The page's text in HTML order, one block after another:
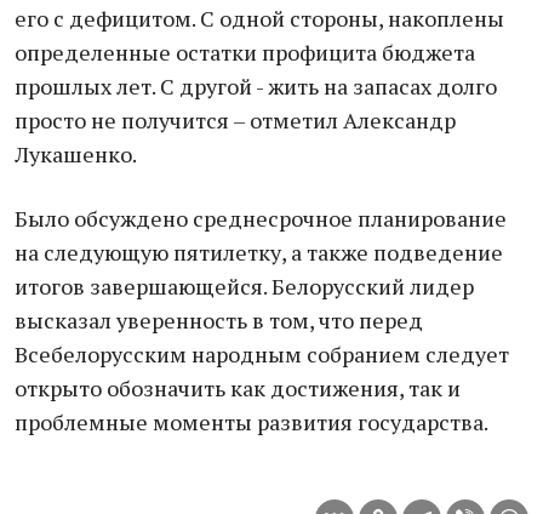
его с дефицитом. С одной стороны, накоплены
определенные остатки профицита бюджета
прошлых лет. С другой - жить на запасах долго
просто не получится – отметил Александр
Лукашенко.
Было обсуждено среднесрочное планирование
на следующую пятилетку, а также подведение
итогов завершающейся. Белорусский лидер
высказал уверенность в том, что перед
Всебелорусским народным собранием следует
открыто обозначить как достижения, так и
проблемные моменты развития государства.